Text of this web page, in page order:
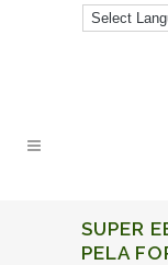
SUPER
PELA